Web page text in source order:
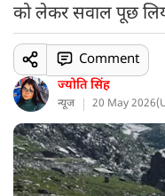
को लेकर सवाल पूछ
ज्योति सिंह
न्यूज 20 May 2026(
Comment